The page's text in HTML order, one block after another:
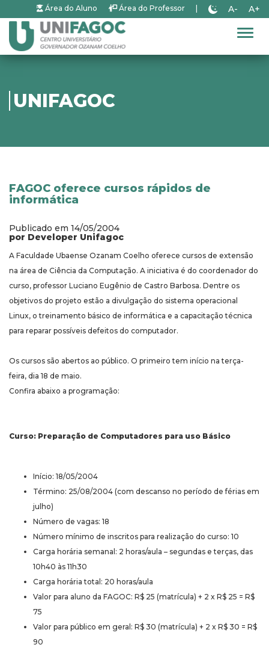
Área do Aluno Área do Professor A- A+
UNIFAGOC
FAGOC oferece cursos rápidos de
informática
Publicado em 14/05/2004
por Developer Unifagoc
A Faculdade Ubaense Ozanam Coelho oferece cursos de extensão
na área de Ciência da Computação. A iniciativa é do coordenador do
curso, professor Luciano Eugênio de Castro Barbosa. Dentre os
objetivos do projeto estão a divulgação do sistema operacional
Linux, o treinamento básico de informática e a capacitação técnica
para reparar possíveis defeitos do computador.
Os cursos são abertos ao público. O primeiro tem início na terça-
feira, dia 18 de maio.
Confira abaixo a programação:
Curso: Preparação de Computadores para uso Básico
Início: 18/05/2004
Término: 25/08/2004 (com descanso no período de férias em
julho)
Número de vagas: 18
Número mínimo de inscritos para realização do curso: 10
Carga horária semanal: 2 horas/aula – segundas e terças, das
10h40 às 11h30
Carga horária total: 20 horas/aula
Valor para aluno da FAGOC: R$ 25 (matrícula) + 2 x R$ 25 = R$
75
Valor para público em geral: R$ 30 (matrícula) + 2 x R$ 30 = R$
90